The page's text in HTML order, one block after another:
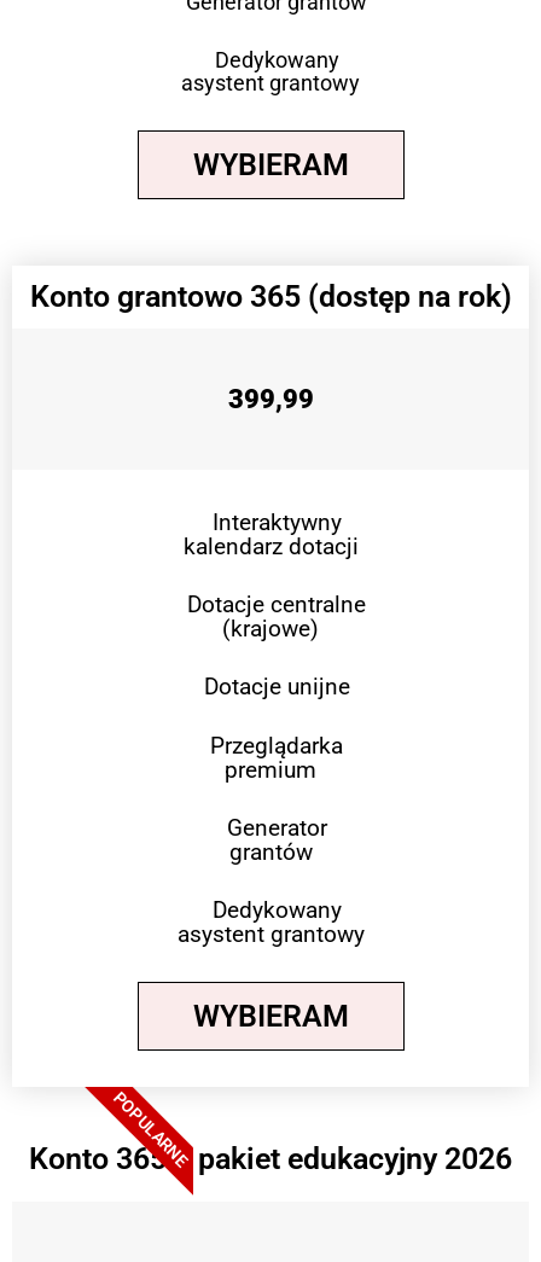
Dedykowany
asystent grantowy
WYBIERAM
Konto grantowo 365 (dostęp na rok)
399,99
Interaktywny
kalendarz dotacji
Dotacje centralne
(krajowe)
Dotacje unijne
Przeglądarka
premium
Generator
grantów
Dedykowany
asystent grantowy
WYBIERAM
POPULARNE
Konto 365 + pakiet edukacyjny 2026